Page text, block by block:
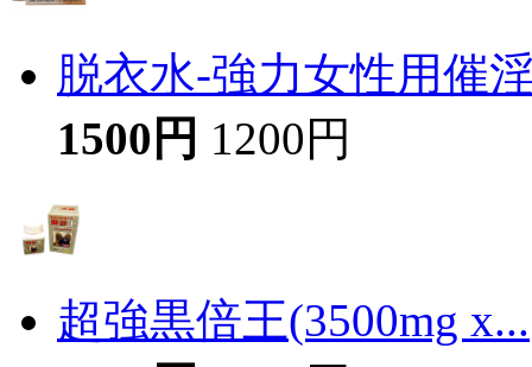
脱衣水-強力女性用催
1500円 1200円
超強黒倍王(3500mg x...